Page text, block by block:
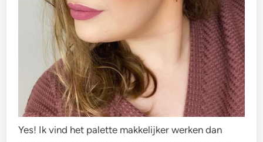
Yes! Ik vind het palette makkelijker werken dan